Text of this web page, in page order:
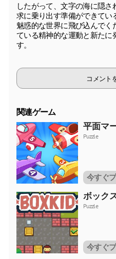
したがって、文字の海に隠
求に乗り出す準備ができて
魅惑的な世界に飛び込んでく
ている精神的な運動と新たに
す。
コメント
関連ゲーム
平面マ
Puzzle
今すぐ
ボック
Puzzle
今すぐ